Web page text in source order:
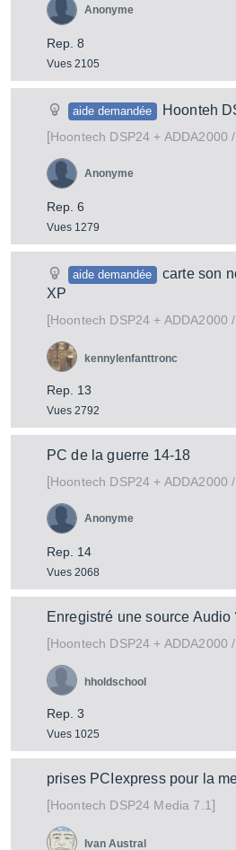
Rep. 8
Vues 2105
Anonyme
aide demandée
Hoonteh
[Hoontech DSP24 + ADDA2000
Rep. 6
Vues 1279
Anonyme
aide demandée
carte son
XP
[Hoontech DSP24 + ADDA2000
Rep. 13
Vues 2792
kennylenfanttronc
PC de la guerre 14-18
[Hoontech DSP24 + ADDA2000
Rep. 14
Vues 2068
Anonyme
Enregistré une source Audio
[Hoontech DSP24 + ADDA2000
Rep. 3
Vues 1025
hholdschool
prises PCIexpress pour la
[Hoontech DSP24 Media 7.1]
Ivan Austral